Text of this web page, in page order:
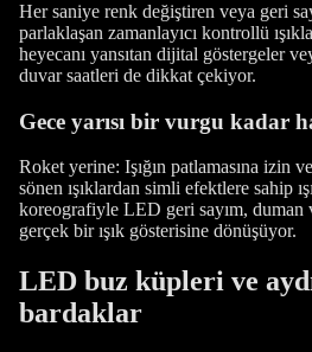
Her saniye renk değiştiren veya geri
parlaklaşan zamanlayıcı kontrollü
heyecanı yansıtan dijital göstergeler
duvar saatleri de dikkat çekiyor.
Gece yarısı bir vurgu kadar
Roket yerine: Işığın patlamasına izin
sönen ışıklardan simli efektlere sahip
koreografiyle LED geri sayım, duman
gerçek bir ışık gösterisine dönüşüyor.
LED buz küpleri ve
bardaklar